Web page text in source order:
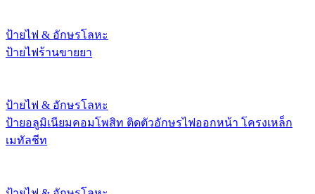
ป้ายไฟ & อักษรโลหะ
ป้ายไฟร้านขายยา
ป้ายไฟ & อักษรโลหะ
ป้ายอลูมิเนียมคอมโพสิท ติดตัวอักษรไฟออกหน้า โครงเหล็ก
เมทัลชีท